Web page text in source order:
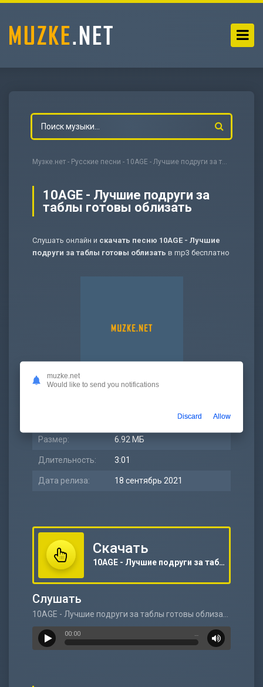
Музке.нет - Русские песни - 10AGE - Лучшие подруги за таблы готовы облизать
10AGE - Лучшие подруги за
таблы готовы облизать
Слушать онлайн и скачать песню 10AGE - Лучшие
подруги за таблы готовы облизать в mp3 бесплатно
Размер: 6.92 МБ
Длительность: 3:01
Дата релиза: 18 сентябрь 2021
Скачать
10AGE - Лучшие подруги за таблы готовы облизать
Слушать
00:00 …
muzke.net
Would like to send you notifications
Discard Allow